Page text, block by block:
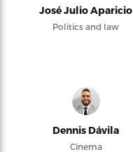
José Julio Aparicio
Politics and law
Dennis Dávila
Cinema